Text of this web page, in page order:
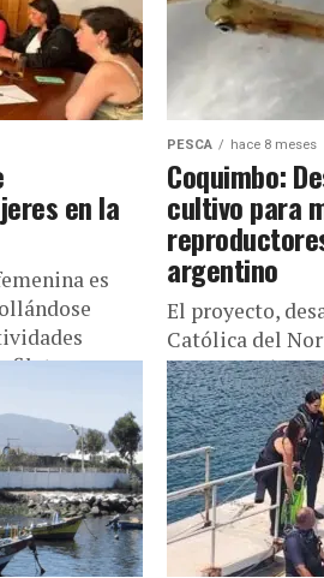
en la
es
fileteo,
PESCA hace 8 meses
Coquimbo:
cultivo para
argentino
El proyecto,
Católica del
colaboración de
y Coquimbo.